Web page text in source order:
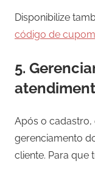
Disponibilize
código de
5.
Após o cadastro,
gerenciamento
cliente. Para que